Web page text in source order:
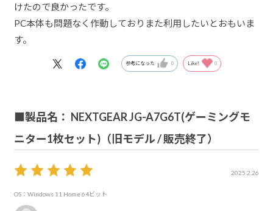
けたので良かったです。
PC本体も問題なく作動しておりまた利用したいとおもいま
す。
参考になった 0 Like! 0
■製品名： NEXTGEAR JG-A7G6T(ゲーミングモ
ニター1枚セット)（旧モデル / 販売終了）
2025.2.26
OS：Windows 11 Home 64ビット